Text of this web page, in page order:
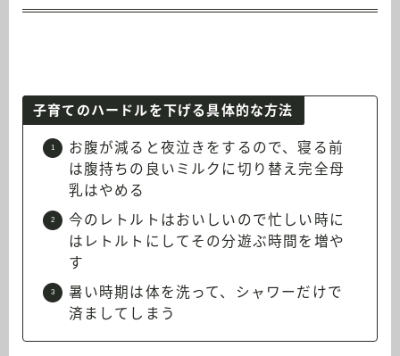
子育てのハードルを下げる具体的な方法
お腹が減ると夜泣きをするので、寝る前
は腹持ちの良いミルクに切り替え完全母
乳はやめる
今のレトルトはおいしいので忙しい時に
はレトルトにしてその分遊ぶ時間を増や
す
暑い時期は体を洗って、シャワーだけで
済ましてしまう